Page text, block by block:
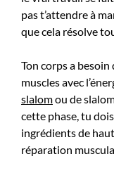
pas t’attendre à
que cela résolve
Ton corps a
muscles avec
slalomou de
cette phase, tu
ingrédients de
réparation